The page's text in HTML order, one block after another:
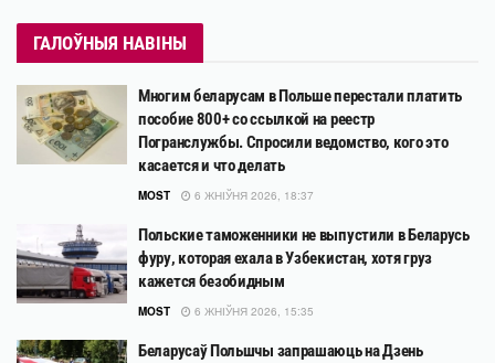
ГАЛОЎНЫЯ НАВІНЫ
Многим беларусам в Польше перестали платить
пособие 800+ со ссылкой на реестр
Погранслужбы. Спросили ведомство, кого это
касается и что делать
MOST 6 ЖНІЎНЯ 2026, 18:37
Польские таможенники не выпустили в Беларусь
фуру, которая ехала в Узбекистан, хотя груз
кажется безобидным
MOST 6 ЖНІЎНЯ 2026, 15:35
Беларусаў Польшчы запрашаюць на Дзень